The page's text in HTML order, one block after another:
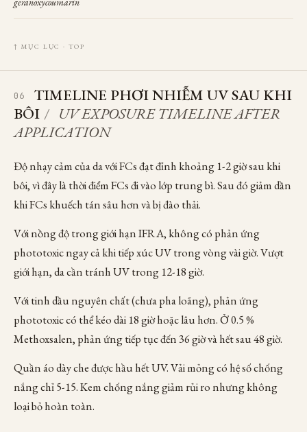
↑ MỤC LỤC · TOP
06
TIMELINE PHƠI NHIỄM UV SAU KHI
BÔI / UV EXPOSURE TIMELINE AFTER
APPLICATION
Độ nhạy cảm của da với FCs đạt đỉnh khoảng 1-2 giờ sau khi
bôi, vì đây là thời điểm FCs đi vào lớp trung bì. Sau đó giảm dần
khi FCs khuếch tán sâu hơn và bị đào thải.
Với nồng độ trong giới hạn IFRA, không có phản ứng
phototoxic ngay cả khi tiếp xúc UV trong vòng vài giờ. Vượt
giới hạn, da cần tránh UV trong 12-18 giờ.
Với tinh dầu nguyên chất (chưa pha loãng), phản ứng
phototoxic có thể kéo dài 18 giờ hoặc lâu hơn. Ở 0.5 %
Methoxsalen, phản ứng tiếp tục đến 36 giờ và hết sau 48 giờ.
Quần áo dày che được hầu hết UV. Vải mỏng có hệ số chống
nắng chỉ 5-15. Kem chống nắng giảm rủi ro nhưng không
loại bỏ hoàn toàn.